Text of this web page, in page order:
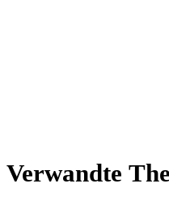
Ver­wandte